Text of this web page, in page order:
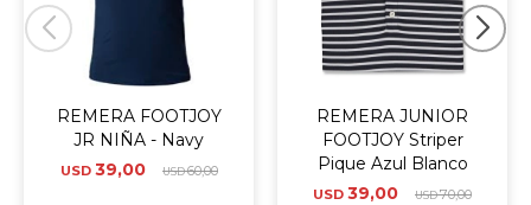
REMERA FOOTJOY
JR NIÑA - Navy
USD 39,00 USD60,00
REMERA JUNIOR
FOOTJOY Striper
Pique Azul Blanco
USD 39,00 USD70,00